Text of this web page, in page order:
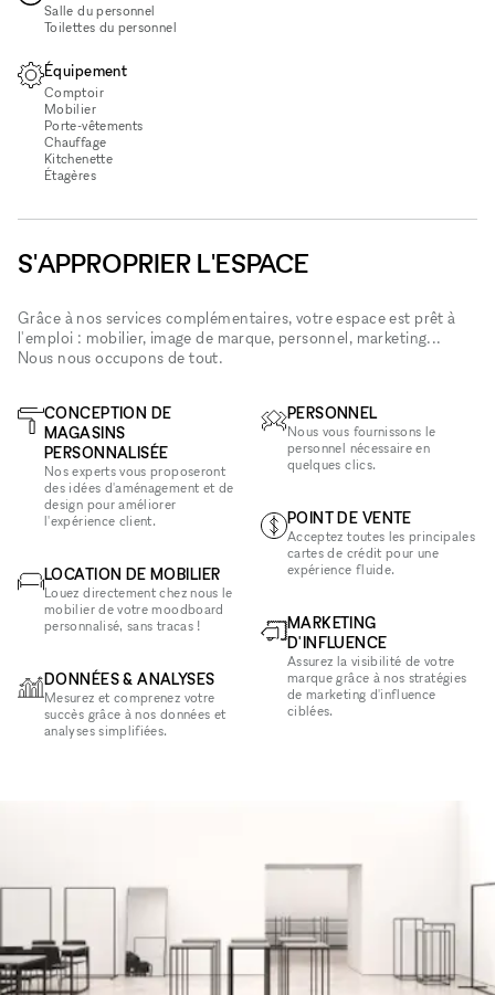
Salle du personnel
Toilettes du personnel
Équipement
Comptoir
Mobilier
Porte-vêtements
Chauffage
Kitchenette
Étagères
S'APPROPRIER L'ESPACE
Grâce à nos services complémentaires, votre espace est prêt à
l'emploi : mobilier, image de marque, personnel, marketing...
Nous nous occupons de tout.
CONCEPTION DE
MAGASINS
PERSONNALISÉE
Nos experts vous proposeront
des idées d'aménagement et de
design pour améliorer
l'expérience client.
LOCATION DE MOBILIER
Louez directement chez nous le
mobilier de votre moodboard
personnalisé, sans tracas !
DONNÉES & ANALYSES
Mesurez et comprenez votre
succès grâce à nos données et
analyses simplifiées.
PERSONNEL
Nous vous fournissons le
personnel nécessaire en
quelques clics.
POINT DE VENTE
Acceptez toutes les principales
cartes de crédit pour une
expérience fluide.
MARKETING
D'INFLUENCE
Assurez la visibilité de votre
marque grâce à nos stratégies
de marketing d'influence
ciblées.